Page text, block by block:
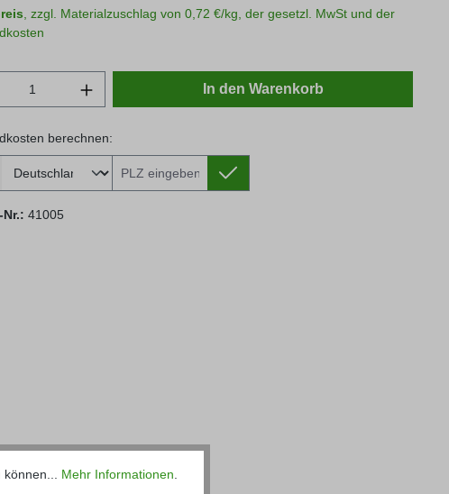
, zzgl. Materialzuschlag von 0,72 €/kg, der gesetzl. MwSt und der
Anzahl: Gib den gewünschten Wert ein
In den Warenkorb
berechnen:
berechnen:
41005
können... Mehr Informationen.